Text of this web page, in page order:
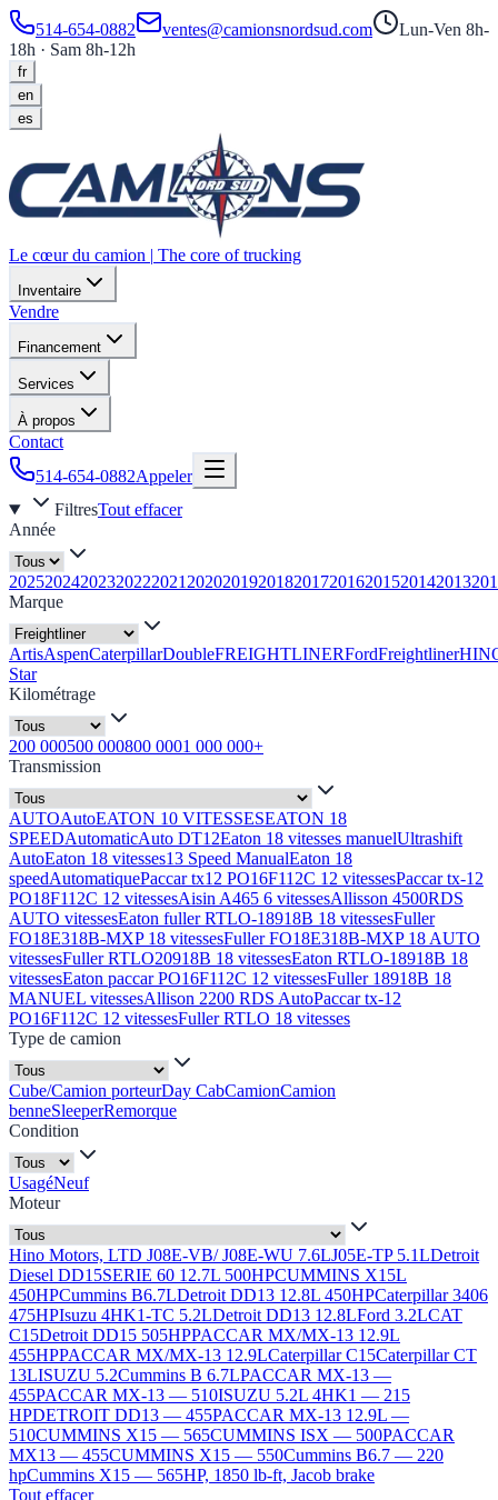
514-654-0882 ventes@camionsnordsud.com
Lun-Ven 8h-
18h · Sam 8h-12h
fr
en
es
Le cœur du camion | The core of trucking
Inventaire
Vendre
Financement
Services
À propos
Contact
514-654-0882Appeler
FiltresTout effacer
Année
20252024202320222021 20202019201820172016201520142013
Marque
ArtisAspenCaterpillarDoubleFREIGHTLINERFordFreightliner
Star
Kilométrage
200 000500 000800 0001 000 000+
Transmission
AUTOAutoEATON 10 VITESSESEATON 18
SPEEDAutomaticAuto DT12Eaton 18 vitesses manuelUltrashift
AutoEaton 18 vitesses13 Speed ManualEaton 18
speedAutomatiquePaccar tx12 PO16F112C 12 vitessesPaccar tx-12
PO18F112C 12 vitessesAisin A465 6 vitessesAllisson 4500RDS
AUTO vitessesEaton fuller RTLO-18918B 18 vitessesFuller
FO18E318B-MXP 18 vitessesFuller FO18E318B-MXP 18 AUTO
vitessesFuller RTLO20918B 18 vitessesEaton RTLO-18918B 18
vitessesEaton paccar PO16F112C 12 vitessesFuller 18918B 18
MANUEL vitessesAllison 2200 RDS AutoPaccar tx-12
PO16F112C 12 vitessesFuller RTLO 18 vitesses
Type de camion
Cube/Camion porteurDay CabCamionCamion
benneSleeperRemorque
Condition
UsagéNeuf
Moteur
Hino Motors, LTD J08E-VB/ J08E-WU 7.6LJ05E-TP 5.1LDetroit
Diesel DD15SERIE 60 12.7L 500HPCUMMINS X15L
450HPCummins B6.7LDetroit DD13 12.8L 450HPCaterpillar 3406
475HPIsuzu 4HK1-TC 5.2LDetroit DD13 12.8LFord 3.2LCAT
C15Detroit DD15 505HPPACCAR MX/MX-13 12.9L
455HPPACCAR MX/MX-13 12.9LCaterpillar C15Caterpillar CT
13LISUZU 5.2Cummins B 6.7LPACCAR MX-13 —
455PACCAR MX-13 — 510ISUZU 5.2L 4HK1 — 215
HPDETROIT DD13 — 455PACCAR MX-13 12.9L —
510CUMMINS X15 — 565CUMMINS ISX — 500PACCAR
MX13 — 455CUMMINS X15 — 550Cummins B6.7 — 220
hpCummins X15 — 565HP, 1850 lb-ft, Jacob brake
Tout effacer